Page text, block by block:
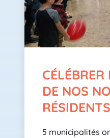
CÉLÉBRER
DE NOS
RÉSIDENTS
5 municipalités